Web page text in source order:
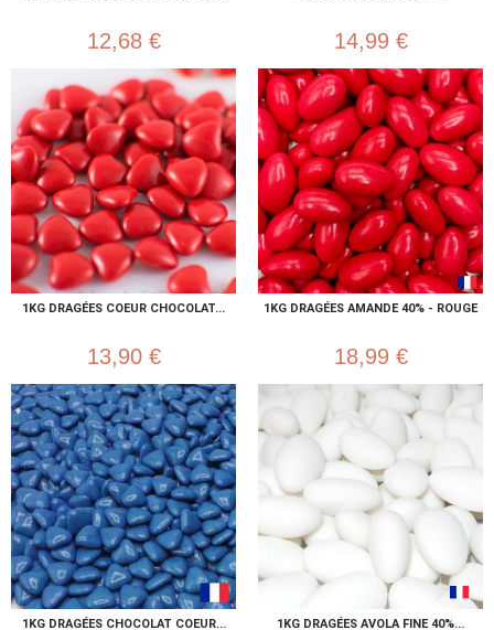
12,68 € 14,99 €
1KG DRAGÉES COEUR CHOCOLAT...
13,90 €
1KG DRAGÉES AMANDE 40% - ROUGE
18,99 €
1KG DRAGÉES CHOCOLAT COEUR... 1KG DRAGÉES AVOLA FINE 40%...